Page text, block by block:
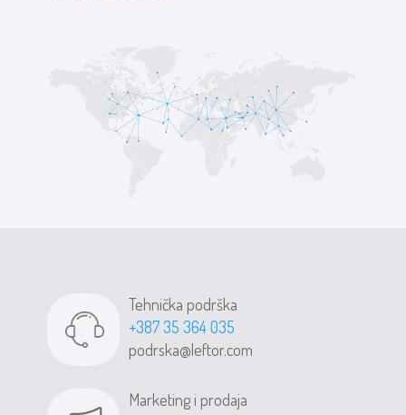
Tehnička podrška
+387 35 364 035
podrska@leftor.com
Marketing i prodaja